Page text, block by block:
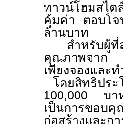
ทาวน์โฮมสไต
คุ้มค่า ตอบโจ
ล้านบาท
สำหรับผู้ที่
คุณภาพจาก
เพียงจองแล
โดยสิทธิปร
100,000 บา
เป็นการขอบคุ
ก่อสร้างและก